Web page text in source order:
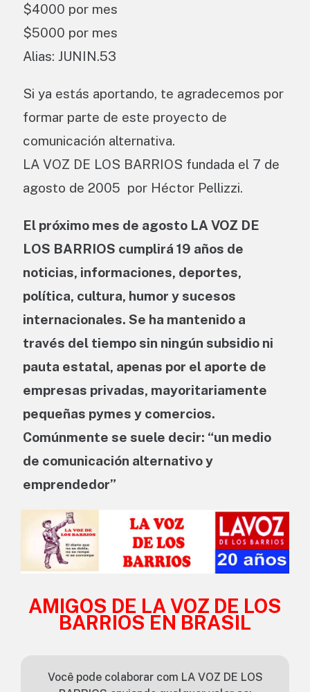
$4000 por mes
$5000 por mes
Alias: JUNIN.53
Si ya estás aportando, te agradecemos por
formar parte de este proyecto de
comunicación alternativa.
LA VOZ DE LOS BARRIOS fundada el 7 de
agosto de 2005 por Héctor Pellizzi.
El próximo mes de agosto LA VOZ DE
LOS BARRIOS cumplirá 19 años de
noticias, informaciones, deportes,
política, cultura, humor y sucesos
internacionales. Se ha mantenido a
través del tiempo sin ningún subsidio ni
pauta estatal, apenas por el aporte de
empresas privadas, mayoritariamente
pequeñas pymes y comercios.
Comúnmente se suele decir: “un medio
de comunicación alternativo y
emprendedor”
AMIGOS DE LA VOZ DE LOS
BARRIOS EN BRASIL
Você pode colaborar com LA VOZ DE LOS